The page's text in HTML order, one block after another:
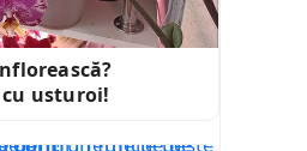
cu usturoi!